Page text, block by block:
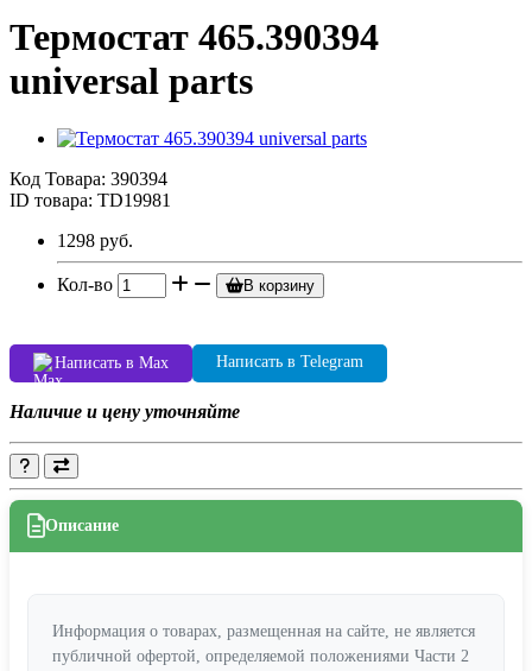
Термостат 465.390394
universal parts
Код Товара: 390394
ID товара: TD19981
1298 руб.
Кол-во В корзину
Написать в Max Написать в Telegram
Наличие и цену уточняйте
Описание
Информация о товарах, размещенная на сайте, не является
публичной офертой, определяемой положениями Части 2